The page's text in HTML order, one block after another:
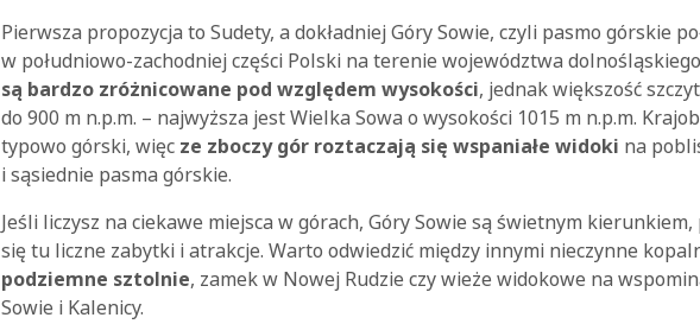
Pierwsza propozycja to Sudety, a dokładniej Góry Sowie, czyli pasmo górskie
w południowo-zachodniej części Polski na terenie województwa
są bardzo zróżnicowane pod względem wysokości, jednak większość
do 900 m n.p.m. – najwyższa jest Wielka Sowa o wysokości 1015 m n.p.m.
typowo górski, więc ze zboczy gór roztaczają się wspaniałe widoki na
i sąsiednie pasma górskie.
Jeśli liczysz na ciekawe miejsca w górach, Góry Sowie są świetnym
się tu liczne zabytki i atrakcje. Warto odwiedzić między innymi nieczynne
podziemne sztolnie, zamek w Nowej Rudzie czy wieże widokowe na
Sowie i Kalenicy.